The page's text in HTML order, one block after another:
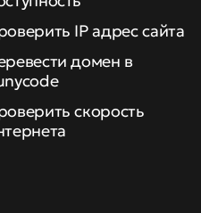
IP адрес сайта
домен в
скорость